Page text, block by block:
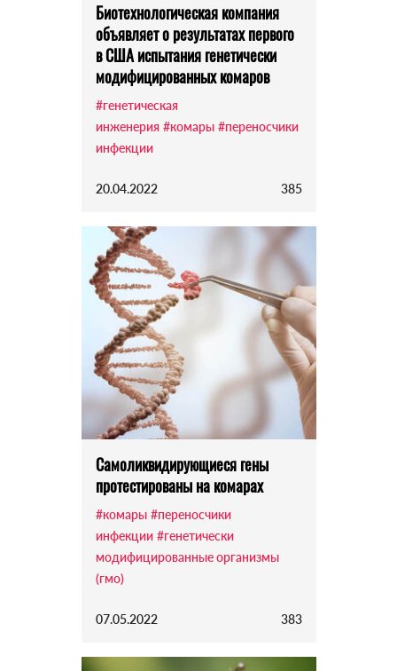
Биотехнологическая компания
объявляет о результатах первого
в США испытания генетически
модифицированных комаров
#генетическая
инженерия #комары #переносчики
инфекции
20.04.2022 385
Самоликвидирующиеся гены
протестированы на комарах
#комары #переносчики
инфекции #генетически
модифицированные организмы
(гмо)
07.05.2022 383